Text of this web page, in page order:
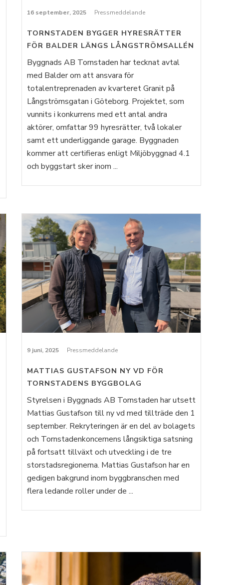
16 september, 2025 Pressmeddelande
TORNSTADEN BYGGER HYRESRÄTTER
FÖR BALDER LÄNGS LÅNGSTRÖMSALLÉN
Byggnads AB Tornstaden har tecknat avtal
med Balder om att ansvara för
totalentreprenaden av kvarteret Granit på
Långströmsgatan i Göteborg. Projektet, som
vunnits i konkurrens med ett antal andra
aktörer, omfattar 99 hyresrätter, två lokaler
samt ett underliggande garage. Byggnaden
kommer att certifieras enligt Miljöbyggnad 4.1
och byggstart sker inom ...
9 juni, 2025 Pressmeddelande
MATTIAS GUSTAFSON NY VD FÖR
TORNSTADENS BYGGBOLAG
Styrelsen i Byggnads AB Tornstaden har utsett
Mattias Gustafson till ny vd med tillträde den 1
september. Rekryteringen är en del av bolagets
och Tornstadenkoncernens långsiktiga satsning
på fortsatt tillväxt och utveckling i de tre
storstadsregionerna. Mattias Gustafson har en
gedigen bakgrund inom byggbranschen med
flera ledande roller under de ...